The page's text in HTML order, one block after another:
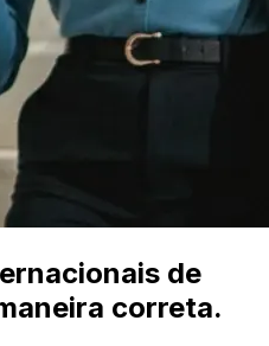
de
correta.